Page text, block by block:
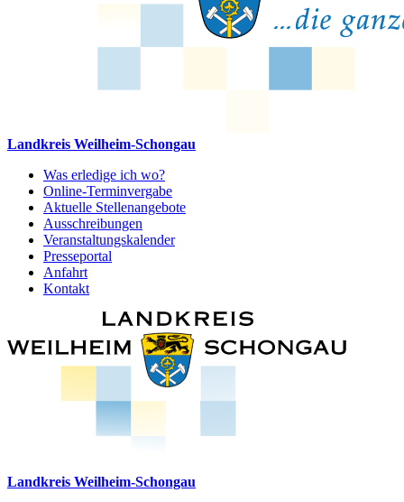
Landkreis Weilheim-Schongau
Was erledige ich wo?
Online-Terminvergabe
Aktuelle Stellenangebote
Ausschreibungen
Veranstaltungskalender
Presseportal
Anfahrt
Kontakt
Landkreis Weilheim-Schongau